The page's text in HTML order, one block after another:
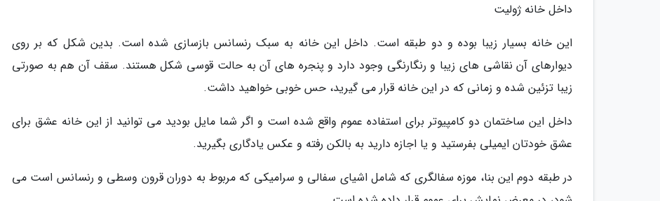
داخل خانه ژولیت
این خانه بسیار زیبا بوده و دو طبقه است. داخل این خانه به سبک رنسانس بازسازی شده است. بدین شکل که بر روی
دیوارهای آن نقاشی های زیبا و رنگارنگی وجود دارد و پنجره های آن به حالت قوسی شکل هستند. سقف آن هم به صورتی
زیبا تزئین شده و زمانی که در این خانه قرار می گیرید، حس خوبی خواهید داشت.
داخل این ساختمان دو کامپیوتر برای استفاده عموم واقع شده است و اگر شما مایل بودید می توانید از این خانه عشق برای
عشق خودتان ایمیلی بفرستید و یا اجازه دارید به بالکن رفته و عکس یادگاری بگیرید.
در طبقه دوم این بنا، موزه سفالگری که شامل اشیای سفالی و سرامیکی که مربوط به دوران قرون وسطی و رنسانس است می